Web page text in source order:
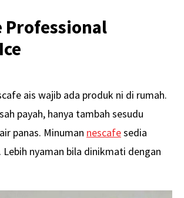
Professional
ais wajib ada produk ni di rumah.
payah, hanya tambah sesudu
panas. Minuman nescafesedia
nyaman bila dinikmati dengan